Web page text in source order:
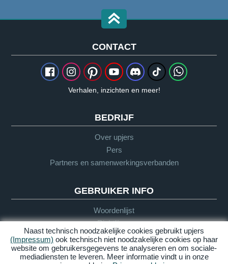
CONTACT
Verhalen, inzichten en meer!
BEDRIJF
Over upjers
Pers
Partners en samenwerkingsverbanden
GEBRUIKER INFO
Woordenlijst
Richtlijnen
Support
Naast technisch noodzakelijke cookies gebruikt upjers
(Impressum) ook technisch niet noodzakelijke cookies op haar
website om gebruikersgegevens te analyseren en om sociale-
mediadiensten te leveren. Meer informatie vindt u in onze